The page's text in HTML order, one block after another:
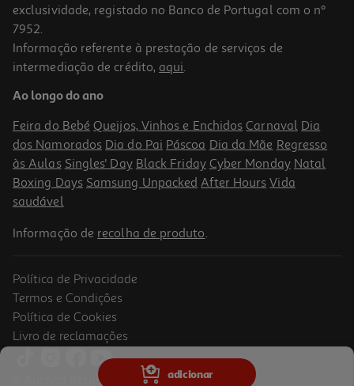
adicionar
Livro Isto Não É Um Livro (é O Meu Agradecimento Disfarçado)
11.69 €/un
PVP de editor
11,69 €
-10%
Livro Não Se Procura De Kashelle Gourley Skylar Hogan
exclusividade, registado no Banco de Portugal com o nº
7952.
Informação referente à prestação de serviços de
intermediação de crédito, aqui.
Ao longo do ano
Feira do Bebé Queijos, Vinhos e Enchidos Carnaval Dia
dos Namorados Dia do Pai Páscoa Dia da Mãe Regresso
às Aulas Singles' Day Black Friday Cyber Monday Natal
Boxing Days Samsung Unpacked After Hours Vida
saudável
Informação de recolha de produto.
Política de Privacidade
Termos e Condições
Política de Cookies
Livro de reclamações
© Auchan Retail Portugal